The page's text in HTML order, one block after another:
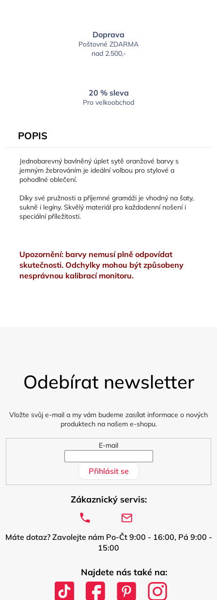
Doprava
Poštovné ZDARMA
nad 2.500,-
20 % sleva
Pro velkoobchod
POPIS
Jednobarevný bavlněný úplet sytě oranžové barvy s
jemným žebrováním je ideální volbou pro stylové a
pohodlné oblečení.
Díky své pružnosti a příjemné gramáži je vhodný na šaty,
sukně i legíny. Skvělý materiál pro každodenní nošení i
speciální příležitosti.
Upozornění: barvy nemusí plně odpovídat
skutečnosti. Odchylky mohou být způsobeny
nesprávnou kalibrací monitoru.
Odebírat newsletter
Vložte svůj e-mail a my vám budeme zasílat informace o nových
produktech na našem e-shopu.
E-mail
Přihlásit se
Zákaznický servis:
Máte dotaz? Zavolejte nám Po-Čt 9:00 - 16:00, Pá 9:00 -
15:00
Najdete nás také na: